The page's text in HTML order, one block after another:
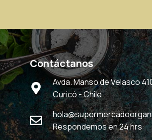
Contáctanos
Avda. Manso de Velasco
Curicó - Chile
Respondemos en 24 hrs